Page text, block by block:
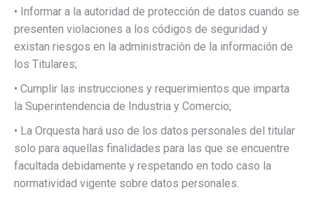
• Informar a la autoridad de protección de datos cuando se
presenten violaciones a los códigos de seguridad y
existan riesgos en la administración de la información de
los Titulares;
• Cumplir las instrucciones y requerimientos que imparta
la Superintendencia de Industria y Comercio;
• La Orquesta hará uso de los datos personales del titular
solo para aquellas finalidades para las que se encuentre
facultada debidamente y respetando en todo caso la
normatividad vigente sobre datos personales.